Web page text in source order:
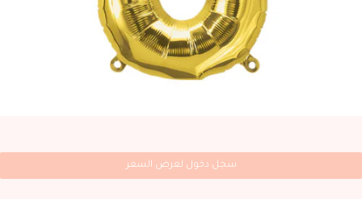
سجل دخول لعرض السعر